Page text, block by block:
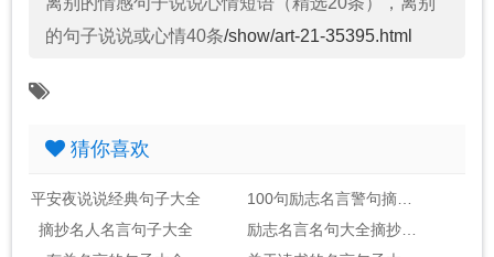
的句子说说或心情40条/show/art-21-35395.html
猜你喜欢
平安夜说说经典句子大全
100句励志名言警句摘抄大全_句子大全
摘抄名人名言句子大全
励志名言名句大全摘抄_句子大全